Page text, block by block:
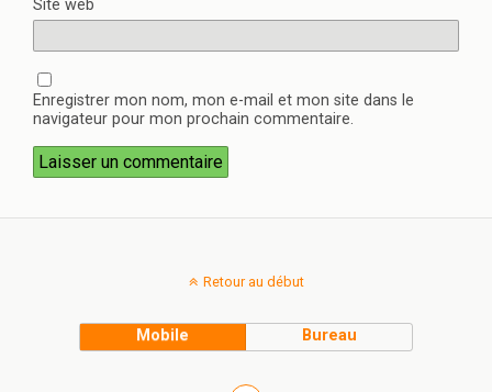
Site web
Enregistrer mon nom, mon e-mail et mon site dans le
navigateur pour mon prochain commentaire.
Retour au début
Mobile Bureau